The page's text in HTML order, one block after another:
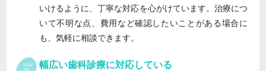
いけるように、丁寧な対応を心がけています。治療につ
いて不明な点、費用など確認したいことがある場合に
も、気軽に相談できます。
幅広い歯科診療に対応している